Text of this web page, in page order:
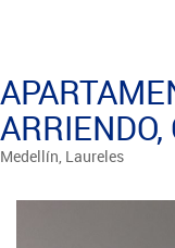
Medellín, Laureles